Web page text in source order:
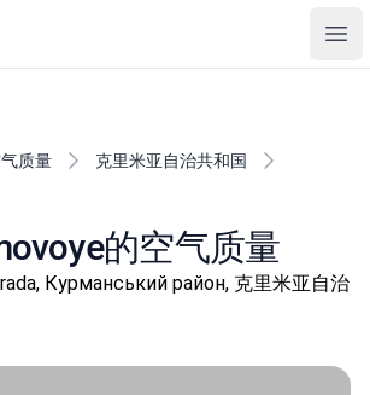
质量
克里米亚自治共和国
的空气质量
Курманський район, 克里米亚自治